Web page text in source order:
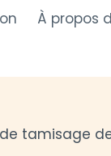
À propos
tamisage